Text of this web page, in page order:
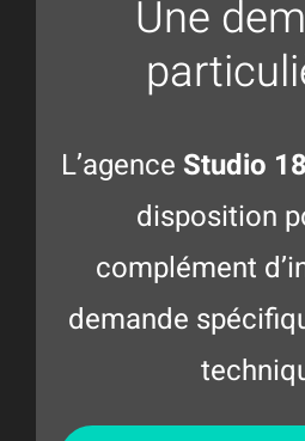
Une
L’agence Studio 18
disposition
complément
demande